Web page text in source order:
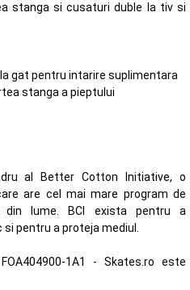
stanga si cusaturi duble la tiv si
gat pentru intarire suplimentara
stanga a pieptului
al Better Cotton Initiative, o
are cel mai mare program de
din lume. BCI exista pentru a
pentru a proteja mediul.
1A1 - Skates.ro este